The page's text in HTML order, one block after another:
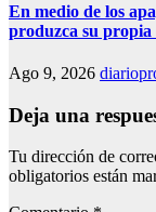
En medio de los
produzca su propia
Ago 9, 2026
Deja una
Tu dirección de
obligatorios están